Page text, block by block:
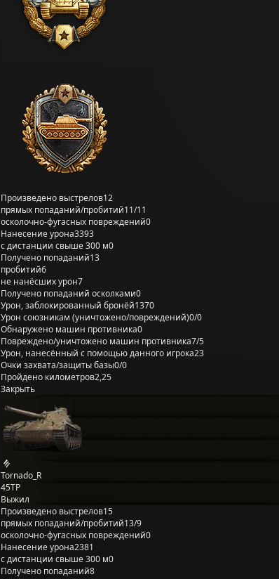
Произведено выстрелов12
прямых попаданий/пробитий11/11
осколочно-фугасных повреждений0
Нанесение урона3393
с дистанции свыше 300 м0
Получено попаданий13
пробитий6
не нанёсших урон7
Получено попаданий осколками0
Урон, заблокированный бронёй1370
Урон союзникам (уничтожено/повреждений)0/0
Обнаружено машин противника0
Повреждено/уничтожено машин противника7/5
Урон, нанесённый с помощью данного игрока23
Очки захвата/защиты базы0/0
Пройдено километров2,25
Закрыть
Tornado_R
45TP
Выжил
Произведено выстрелов15
прямых попаданий/пробитий13/9
осколочно-фугасных повреждений0
Нанесение урона2381
с дистанции свыше 300 м0
Получено попаданий8